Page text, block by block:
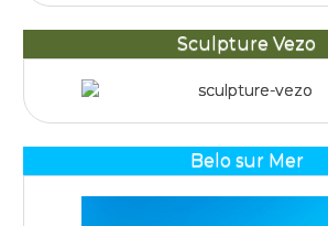
Sculpture Vezo
Belo sur Mer